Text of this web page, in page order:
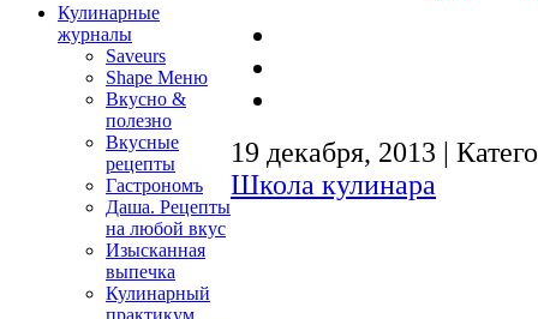
Кулинарные
журналы
Saveurs
Shape Меню
Вкусно &
полезно
Вкусные
рецепты
Гастрономъ
Даша. Рецепты
на любой вкус
Изысканная
выпечка
Кулинарный
практикум
19 декабря, 2013 |
Школа кулинара